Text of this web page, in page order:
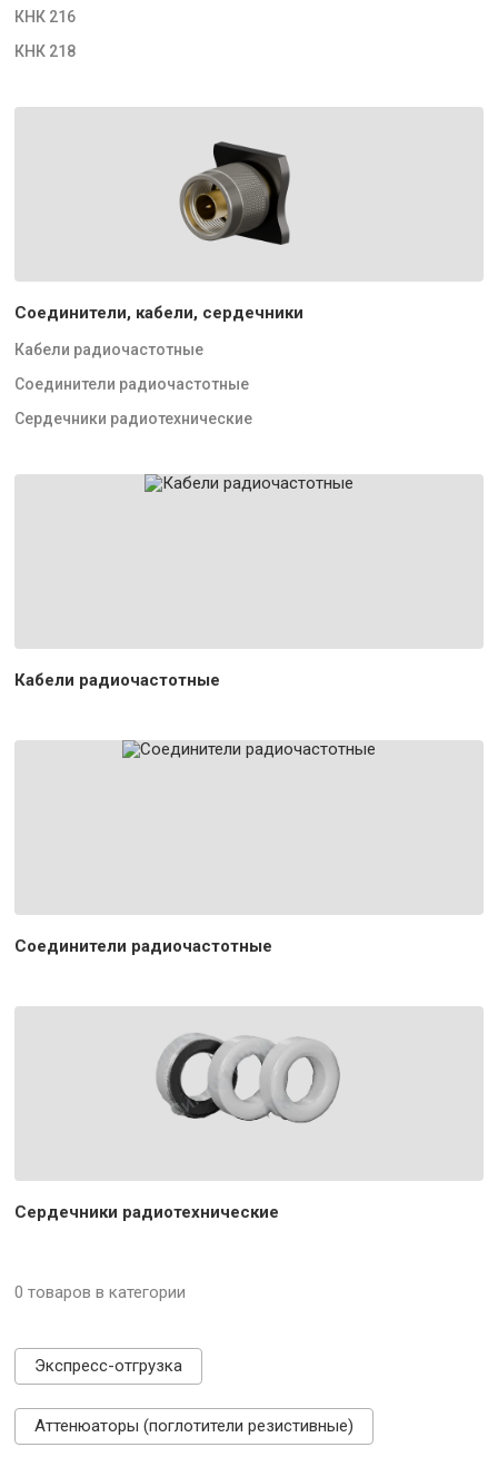
КНК 216
КНК 218
Соединители, кабели, сердечники
Кабели радиочастотные
Соединители радиочастотные
Сердечники радиотехнические
Кабели радиочастотные
Соединители радиочастотные
Сердечники радиотехнические
0 товаров в категории
Экспресс-отгрузка
Аттенюаторы (поглотители резистивные)